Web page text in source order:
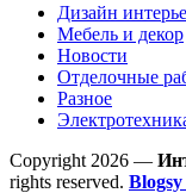
Дизайн
Мебель и декор
Новости
Отделочные
Разное
Copyright 2026 —
rights reserved.